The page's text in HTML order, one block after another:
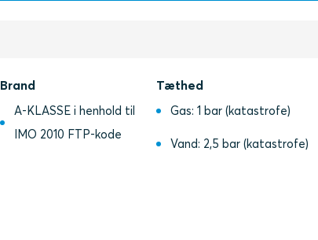
Brand
A-KLASSE i henhold til
IMO 2010 FTP-kode
Tæthed
Gas: 1 bar (katastrofe)
Vand: 2,5 bar (katastrofe)